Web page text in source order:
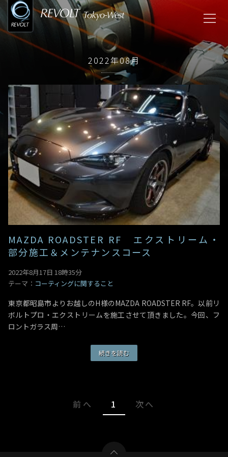
2022年08月
MAZDA ROADSTER RF エクストリーム・
部分施工＆メンテナンスコース
2022年8月17日 18時35分
テーマ： コーティングに関すること
東京都昭島市よりお越しのH様のMAZDA ROADSTER RF。以前リ
ボルトプロ・エクストリームを施工させて頂きました。今回、フ
ロントガラス周…
続きを読む
前へ 1 次へ